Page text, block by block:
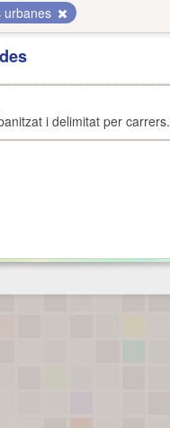
urbanes
i delimitat per carrers.